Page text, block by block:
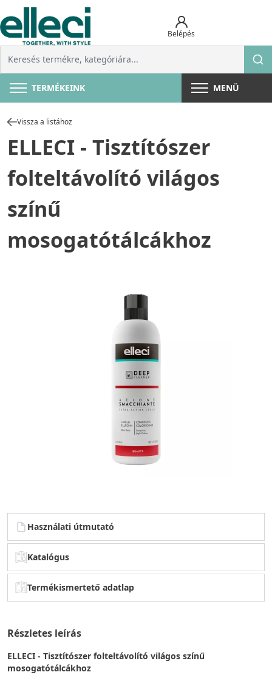
Belépés
TERMÉKEINK MENÜ
Vissza a listához
ELLECI - Tisztítószer
folteltávolító világos
színű
mosogatótálcákhoz
Használati útmutató
Katalógus
Termékismertető adatlap
Részletes leírás
ELLECI - Tisztítószer folteltávolító világos színű
mosogatótálcákhoz